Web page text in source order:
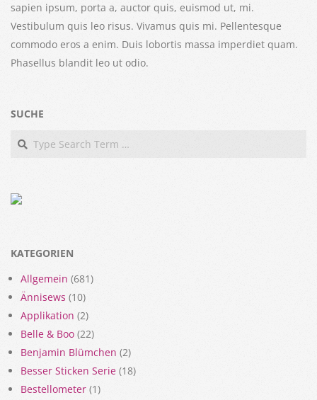
sapien ipsum, porta a, auctor quis, euismod ut, mi.
Vestibulum quis leo risus. Vivamus quis mi. Pellentesque
commodo eros a enim. Duis lobortis massa imperdiet quam.
Phasellus blandit leo ut odio.
SUCHE
Search
KATEGORIEN
Allgemein (681)
Ännisews (10)
Applikation (2)
Belle & Boo (22)
Benjamin Blümchen (2)
Besser Sticken Serie (18)
Bestellometer (1)